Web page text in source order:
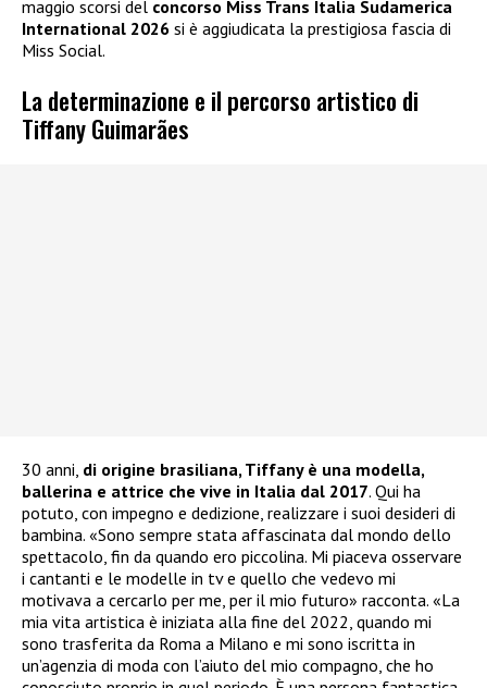
maggio scorsi del concorso Miss Trans Italia Sudamerica
International 2026 si è aggiudicata la prestigiosa fascia di
Miss Social.
La determinazione e il percorso artistico di
Tiffany Guimarães
30 anni, di origine brasiliana, Tiffany è una modella,
ballerina e attrice che vive in Italia dal 2017. Qui ha
potuto, con impegno e dedizione, realizzare i suoi desideri di
bambina. «Sono sempre stata affascinata dal mondo dello
spettacolo, fin da quando ero piccolina. Mi piaceva osservare
i cantanti e le modelle in tv e quello che vedevo mi
motivava a cercarlo per me, per il mio futuro» racconta. «La
mia vita artistica è iniziata alla fine del 2022, quando mi
sono trasferita da Roma a Milano e mi sono iscritta in
un’agenzia di moda con l’aiuto del mio compagno, che ho